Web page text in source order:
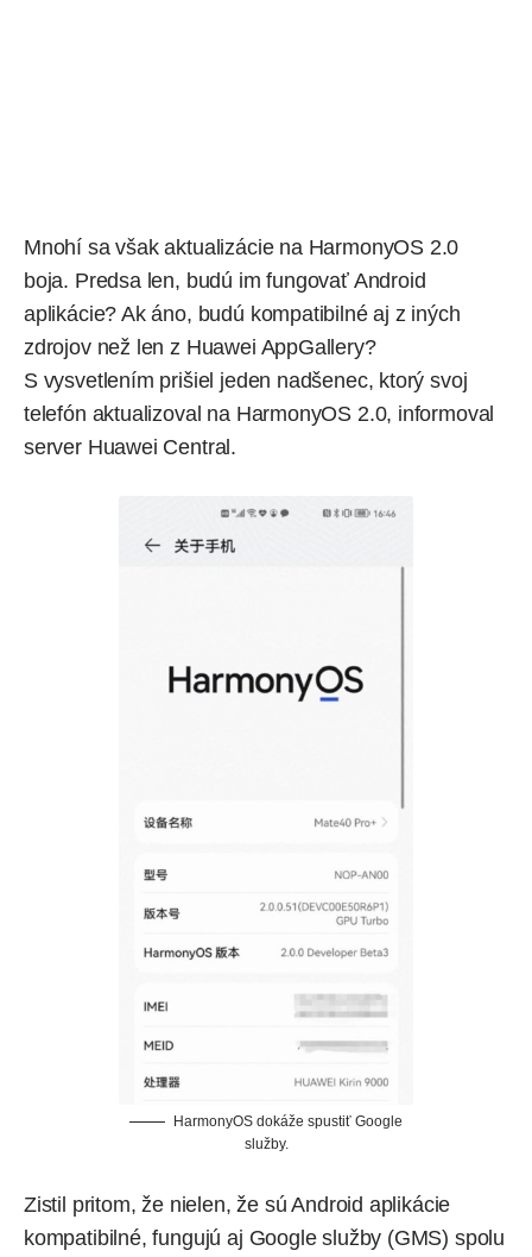
Mnohí sa však aktualizácie na HarmonyOS 2.0
boja. Predsa len, budú im fungovať Android
aplikácie? Ak áno, budú kompatibilné aj z iných
zdrojov než len z Huawei AppGallery?
S vysvetlením prišiel jeden nadšenec, ktorý svoj
telefón aktualizoval na HarmonyOS 2.0, informoval
server Huawei Central.
HarmonyOS dokáže spustiť Google
služby.
Zistil pritom, že nielen, že sú Android aplikácie
kompatibilné, fungujú aj Google služby (GMS) spolu